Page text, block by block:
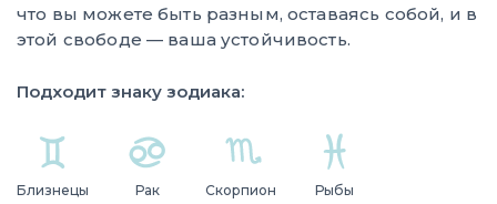
что вы можете быть разным, оставаясь собой, и в
этой свободе — ваша устойчивость.
Подходит знаку зодиака:
Близнецы Рак Скорпион Рыбы